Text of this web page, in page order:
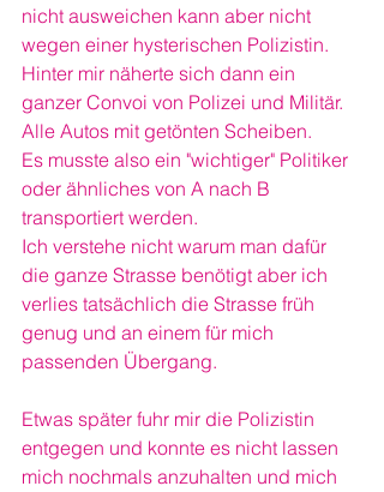
nicht ausweichen kann aber nicht
wegen einer hysterischen Polizistin.
Hinter mir näherte sich dann ein
ganzer Convoi von Polizei und Militär.
Alle Autos mit getönten Scheiben.
Es musste also ein "wichtiger" Politiker
oder ähnliches von A nach B
transportiert werden.
Ich verstehe nicht warum man dafür
die ganze Strasse benötigt aber ich
verlies tatsächlich die Strasse früh
genug und an einem für mich
passenden Übergang.
Etwas später fuhr mir die Polizistin
entgegen und konnte es nicht lassen
mich nochmals anzuhalten und mich